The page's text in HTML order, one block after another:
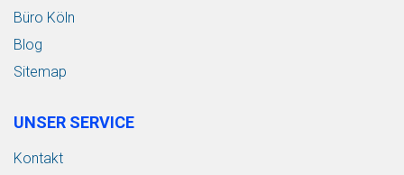
Büro Köln
Blog
Sitemap
UNSER SERVICE
Kontakt